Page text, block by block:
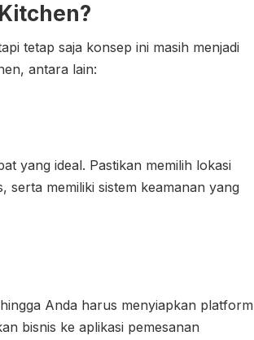
tetap saja konsep ini masih menjadi
antara lain:
yang ideal. Pastikan memilih lokasi
serta memiliki sistem keamanan yang
Anda harus menyiapkan platform
bisnis ke aplikasi pemesanan